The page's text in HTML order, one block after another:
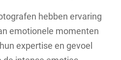
hebben ervaring
emotionele momenten
expertise en gevoel